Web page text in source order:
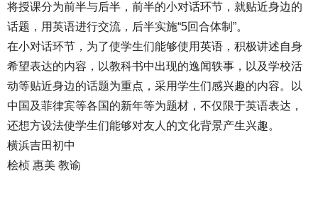
将授课分为前半与后半，前半的小对话环节，就贴近身边的
话题，用英语进行交流，后半实施“5回合体制”。
在小对话环节，为了使学生们能够使用英语，积极讲述自身
希望表达的内容，以教科书中出现的逸闻轶事，以及学校活
动等贴近身边的话题为重点，采用学生们感兴趣的内容。以
中国及菲律宾等各国的新年等为题材，不仅限于英语表达，
还想方设法使学生们能够对友人的文化背景产生兴趣。
横浜吉田初中
桧桢 惠美 教谕